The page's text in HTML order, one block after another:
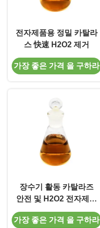
전자제품용 정밀 카탈라
스 快速 H2O2 제거
가장 좋은 가격 을 구하라
장수기 활동 카탈라즈
안전 및 H2O2 전자제품
청소 지속 가능한 산화
손상 예방을 제공하는
가장 좋은 가격 을 구하라